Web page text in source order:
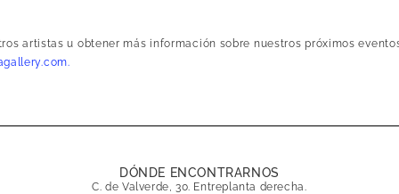
artistas u obtener más información sobre nuestros próximos
DÓNDE ENCONTRARNOS
C. de Valverde, 30. Entreplanta derecha.